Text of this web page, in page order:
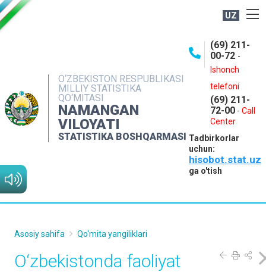
UZ
O‘ZBEKISTON RESPUBLIKASI
MILLIY STATISTIKA
QO‘MITASI
NAMANGAN
VILOYATI
STATISTIKA BOSHQARMASI
(69) 211-
00-72 -
Ishonch
telefoni
(69) 211-
72-00 - Call
Center
Tadbirkorlar
uchun:
hisobot.stat.uz
ga o'tish
NASHRLAR
INTERAKTIV XIZMATLAR
MATBUOT XIZMATI
MUROJAATLAR
Asosiy sahifa Qo'mita yangiliklari
O‘zbekistonda faoliyat